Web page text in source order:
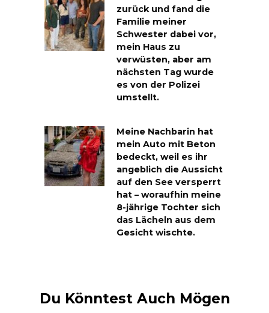
zurück und fand die
Familie meiner
Schwester dabei vor,
mein Haus zu
verwüsten, aber am
nächsten Tag wurde
es von der Polizei
umstellt.
Meine Nachbarin hat
mein Auto mit Beton
bedeckt, weil es ihr
angeblich die Aussicht
auf den See versperrt
hat – woraufhin meine
8-jährige Tochter sich
das Lächeln aus dem
Gesicht wischte.
Du Könntest Auch Mögen